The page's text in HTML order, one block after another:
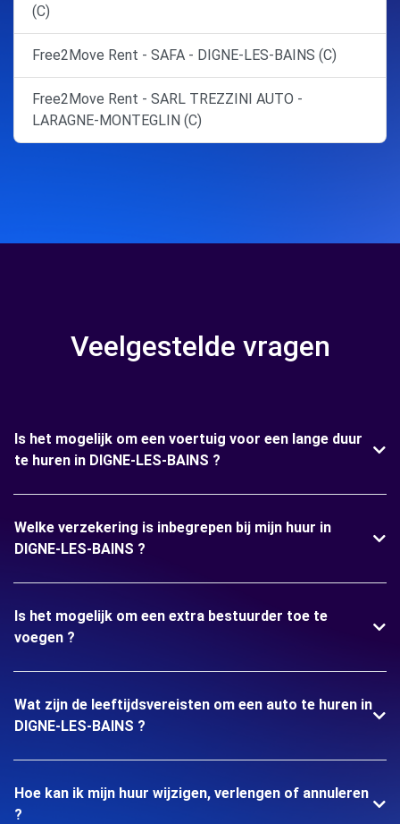
(C)
Free2Move Rent - SAFA - DIGNE-LES-BAINS (C)
Free2Move Rent - SARL TREZZINI AUTO -
LARAGNE-MONTEGLIN (C)
Veelgestelde vragen
Is het mogelijk om een voertuig voor een lange duur
te huren in DIGNE-LES-BAINS ?
Welke verzekering is inbegrepen bij mijn huur in
DIGNE-LES-BAINS ?
Is het mogelijk om een extra bestuurder toe te
voegen ?
Wat zijn de leeftijdsvereisten om een auto te huren in
DIGNE-LES-BAINS ?
Hoe kan ik mijn huur wijzigen, verlengen of annuleren
?